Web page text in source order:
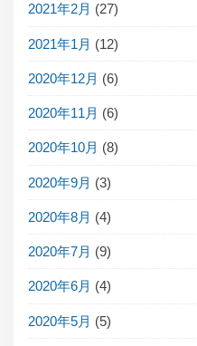
2021年2月 (27)
2021年1月 (12)
2020年12月 (6)
2020年11月 (6)
2020年10月 (8)
2020年9月 (3)
2020年8月 (4)
2020年7月 (9)
2020年6月 (4)
2020年5月 (5)